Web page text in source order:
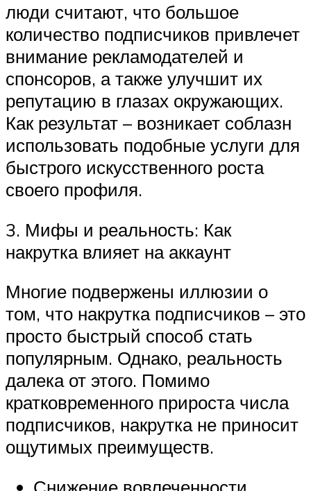
люди считают, что большое
количество подписчиков привлечет
внимание рекламодателей и
спонсоров, а также улучшит их
репутацию в глазах окружающих.
Как результат – возникает соблазн
использовать подобные услуги для
быстрого искусственного роста
своего профиля.
3. Мифы и реальность: Как
накрутка влияет на аккаунт
Многие подвержены иллюзии о
том, что накрутка подписчиков – это
просто быстрый способ стать
популярным. Однако, реальность
далека от этого. Помимо
кратковременного прироста числа
подписчиков, накрутка не приносит
ощутимых преимуществ.